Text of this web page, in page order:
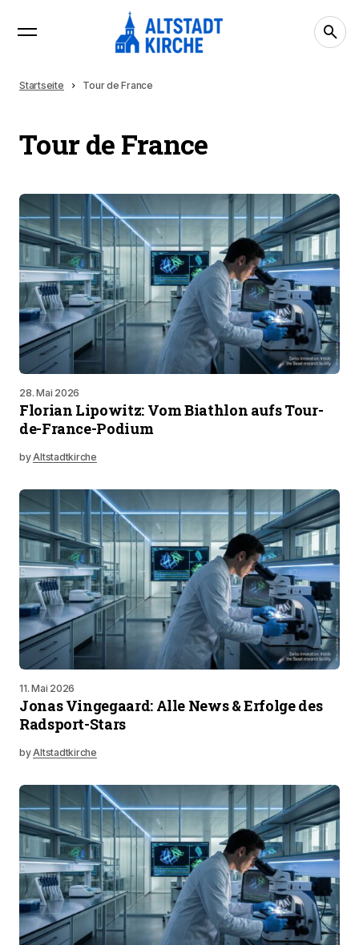
Startseite Tour de France
Tour de France
28. Mai 2026
Florian Lipowitz: Vom Biathlon aufs Tour-
de-France-Podium
byAltstadtkirche
11. Mai 2026
Jonas Vingegaard: Alle News & Erfolge des
Radsport-Stars
byAltstadtkirche